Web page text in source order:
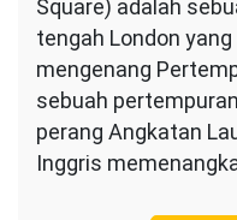
Square) adalah
tengah London
mengenang
sebuah
perang Angkatan
Inggris